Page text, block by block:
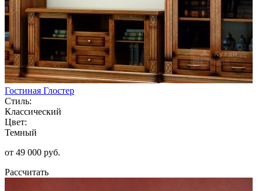
Гостиная Глостер
Стиль:
Классический
Цвет:
Темный
от 49 000 руб.
Рассчитать